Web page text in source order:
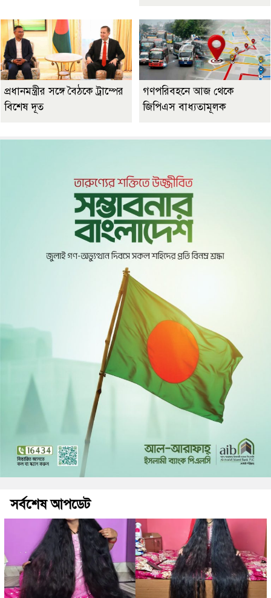
প্রধানমন্ত্রীর সঙ্গে বৈঠকে ট্রাম্পের
বিশেষ দূত
গণপরিবহনে আজ থেকে
জিপিএস বাধ্যতামূলক
সর্বশেষ আপডেট